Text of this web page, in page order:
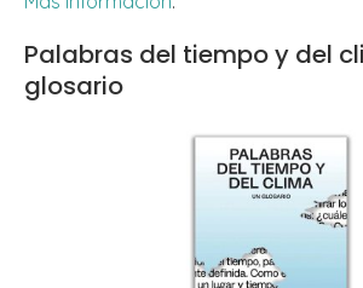
Palabras del tiempo y del
glosario